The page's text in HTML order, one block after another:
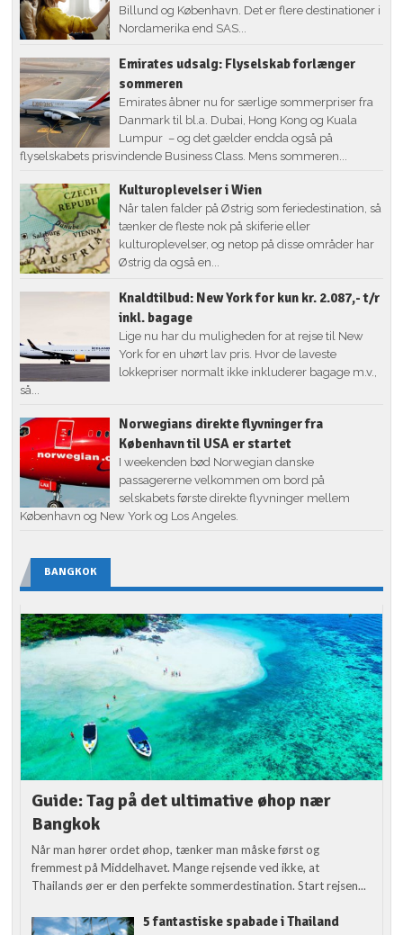
Billund og København. Det er flere destinationer i
Nordamerika end SAS...
Emirates udsalg: Flyselskab forlænger
sommeren
Emirates åbner nu for særlige sommerpriser fra
Danmark til bl.a. Dubai, Hong Kong og Kuala
Lumpur – og det gælder endda også på
flyselskabets prisvindende Business Class. Mens sommeren...
Kulturoplevelser i Wien
Når talen falder på Østrig som feriedestination, så
tænker de fleste nok på skiferie eller
kulturoplevelser, og netop på disse områder har
Østrig da også en...
Knaldtilbud: New York for kun kr. 2.087,- t/r
inkl. bagage
Lige nu har du muligheden for at rejse til New
York for en uhørt lav pris. Hvor de laveste
lokkepriser normalt ikke inkluderer bagage m.v.,
så...
Norwegians direkte flyvninger fra
København til USA er startet
I weekenden bød Norwegian danske
passagererne velkommen om bord på
selskabets første direkte flyvninger mellem
København og New York og Los Angeles.
BANGKOK
Guide: Tag på det ultimative øhop nær
Bangkok
Når man hører ordet øhop, tænker man måske først og
fremmest på Middelhavet. Mange rejsende ved ikke, at
Thailands øer er den perfekte sommerdestination. Start rejsen...
5 fantastiske spabade i Thailand